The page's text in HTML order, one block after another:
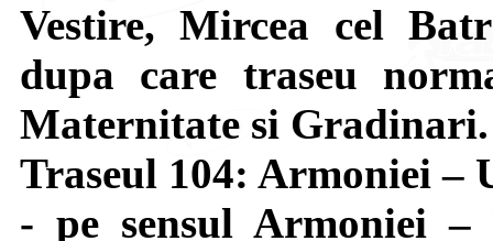
Vestire, Mircea cel
dupa care traseu
Maternitate si Gradinari.
Traseul 104: Armoniei –
- pe sensul Armoniei